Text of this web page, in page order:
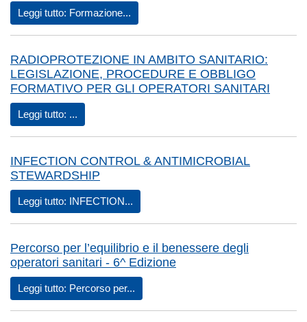
Leggi tutto: Formazione...
RADIOPROTEZIONE IN AMBITO SANITARIO:
LEGISLAZIONE, PROCEDURE E OBBLIGO
FORMATIVO PER GLI OPERATORI SANITARI
Leggi tutto: ...
INFECTION CONTROL & ANTIMICROBIAL
STEWARDSHIP
Leggi tutto: INFECTION...
Percorso per l’equilibrio e il benessere degli
operatori sanitari - 6^ Edizione
Leggi tutto: Percorso per...